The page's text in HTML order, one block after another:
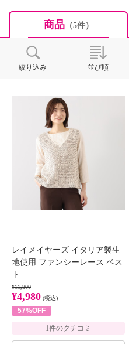
商品（5件）
絞り込み 並び順
レイメイヤーズ イタリア製生
地使用 ファンシーレース ベス
ト
¥11,800
¥4,980 (税込)
57%OFF
1件のクチコミ